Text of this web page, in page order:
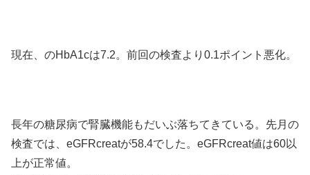
現在、のHbA1cは7.2。前回の検査より0.1ポイント悪化。
長年の糖尿病で腎臓機能もだいぶ落ちてきている。先月の
検査では、eGFRcreatが58.4でした。eGFRcreat値は60以
上が正常値。